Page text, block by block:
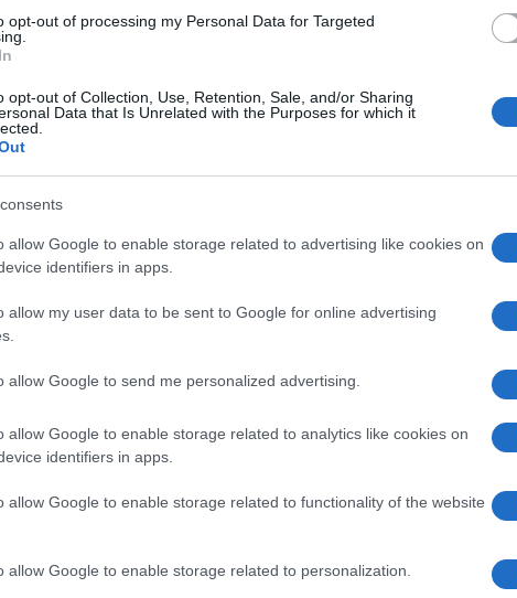
opt-out of processing my Personal Data for Targeted
opt-out of Collection, Use, Retention, Sale, and/or Sharing
Data that Is Unrelated with the Purposes for which it
allow Google to enable storage related to advertising like cookies on
identifiers in apps.
allow my user data to be sent to Google for online advertising
allow Google to send me personalized advertising.
allow Google to enable storage related to analytics like cookies on
identifiers in apps.
allow Google to enable storage related to functionality of the website
allow Google to enable storage related to personalization.
En lugar de atacar el argumento real, se crea una
Por ejemplo, si un político defiende una reforma
que esta reforma busca
el objetivo es mejorar ciertos aspectos del
el debate y apela a emociones como el
es importante reconocer que el hombre de paja
una versión alterada del mismo. Para detectarla,
oponente ha sido representada de manera precisa
El